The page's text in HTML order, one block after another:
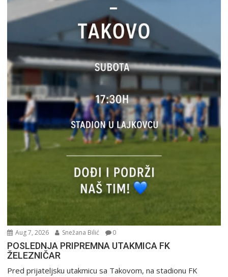
Aug 7, 2026 Snežana Bilić 0
POSLEDNJA PRIPREMNA UTAKMICA FK
ŽELEZNIČAR
Pred prijateljsku utakmicu sa Takovom, na stadionu FK